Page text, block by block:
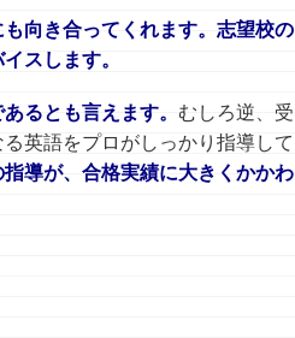
向き合ってくれます。志望校の
スします。
るとも言えます。 むしろ逆、受
英語をプロがしっかり指導して
導が、合格実績に大きくかかわ